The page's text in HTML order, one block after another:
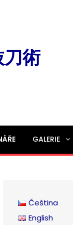
術
GALERIE
Čeština
English